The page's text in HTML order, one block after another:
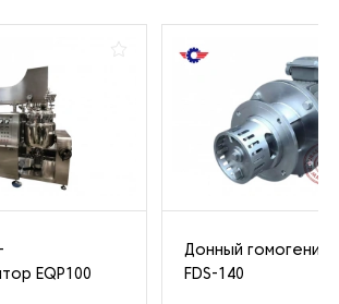
EQP100
Донный
FDS-140